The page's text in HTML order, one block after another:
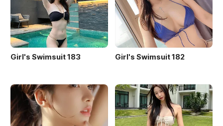
Girl's Swimsuit 183 Girl's Swimsuit 182